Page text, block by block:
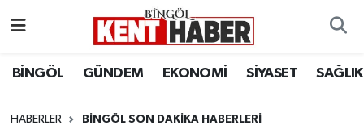
BİNGÖL GÜNDEM EKONOMİ SİYASET SAĞLIK
HABERLER BINGÖL SON DAKIKA HABERLERI
BİLİM-TEKNOLOJİ
Bingöl Hava Durumu